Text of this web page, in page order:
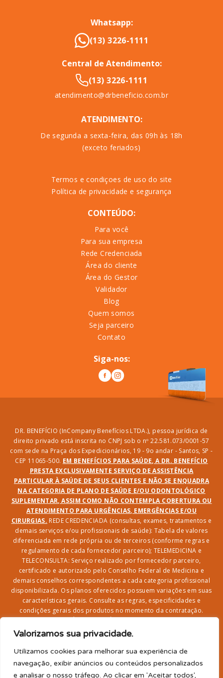
Valorizamos sua privacidade.
Utilizamos cookies para melhorar sua experiência de
navegação, exibir anúncios ou conteúdos personalizados
e analisar o nosso tráfego. Ao clicar em 'Aceitar todos',
Whatsapp:
(13) 3226-1111
Central de Atendimento:
(13) 3226-1111
atendimento@drbeneficio.com.br
ATENDIMENTO:
De segunda a sexta-feira, das 09h às 18h
(exceto feriados)
Termos e condiçoes de uso do site
Política de privacidade e segurança
CONTEÚDO:
Para você
Para sua empresa
Rede Credenciada
Área do cliente
Área do Gestor
Validador
Blog
Quem somos
Seja parceiro
Contato
Siga-nos:
DR. BENEFÍCIO (InCompany Benefícios LTDA.), pessoa jurídica de
direito privado está inscrita no CNPJ sob o nº 22.581.073/0001-57
com sede na Praça dos Expedicionários, 19 - 9o andar - Santos, SP -
CEP 11065-500. EM BENEFÍCIOS PARA SAÚDE, A DR. BENEFÍCIO
PRESTA EXCLUSIVAMENTE SERVIÇO DE ASSISTÊNCIA
PARTICULAR À SAÚDE DE SEUS CLIENTES E NÃO SE ENQUADRA
NA CATEGORIA DE PLANO DE SAÚDE E/OU ODONTOLÓGICO
SUPLEMENTAR, ASSIM COMO NÃO CONTEMPLA COBERTURA OU
ATENDIMENTO PARA URGÊNCIAS, EMERGÊNCIAS E/OU
CIRURGIAS. REDE CREDENCIADA (consultas, exames, tratamentos e
demais serviços e/ou profissionais de saúde): Tabela de valores
diferenciada em rede própria ou de terceiros (conforme regras e
regulamento de cada fornecedor parceiro); TELEMEDICINA e
TELECONSULTA: Serviço realizado por fornecedor parceiro,
certificado e autorizado pelo Conselho Federal de Medicina e
demais conselhos correspondentes a cada categoria profissional
disponibilizada. Os planos oferecidos possuem variações em suas
características gerais. Consulte as regras, especificidades e
condições gerais dos produtos no momento da contratação.
serviços na rede credenciada;SEGURO DE VIDA, ACIDENTES
PESSOAIS, ASSISTÊNCIA FUNERAL 24H, ASSISTÊNCIA
RESIDENCIAL E SORTEIO: Produto com registro SUSEP
garantido pela SEGUROS SURA (CNPJ sob o nº